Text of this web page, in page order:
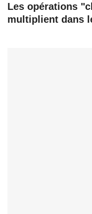
Les opérations
multiplient dans